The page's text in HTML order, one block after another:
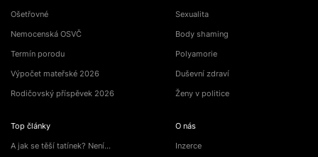
Ošetřovné
Nemocenská OSVČ
Termín porodu
Výpočet mateřské 2026
Rodičovský příspěvek 2026
Top články
A jak se těší tatínek? Není…
Sexualita
Body shaming
Polyamorie
Duševní zdraví
Ženy v politice
O nás
Inzerce